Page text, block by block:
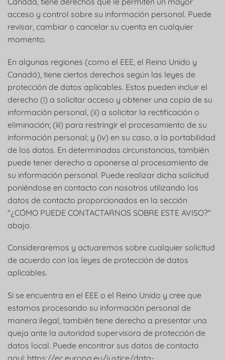
acceso y control sobre su información personal. Puede
revisar, cambiar o cancelar su cuenta en cualquier
momento.
En algunas regiones (como el EEE, el Reino Unido y
Canadá), tiene ciertos derechos según las leyes de
protección de datos aplicables. Estos pueden incluir el
derecho (i) a solicitar acceso y obtener una copia de su
información personal, (ii) a solicitar la rectificación o
eliminación; (iii) para restringir el procesamiento de su
información personal; y (iv) en su caso, a la portabilidad
de los datos. En determinadas circunstancias, también
puede tener derecho a oponerse al procesamiento de
su información personal. Puede realizar dicha solicitud
poniéndose en contacto con nosotros utilizando los
datos de contacto proporcionados en la sección
"¿CÓMO PUEDE CONTACTARNOS SOBRE ESTE AVISO?"
abajo.
Consideraremos y actuaremos sobre cualquier solicitud
de acuerdo con las leyes de protección de datos
aplicables.
Si se encuentra en el EEE o el Reino Unido y cree que
estamos procesando su información personal de
manera ilegal, también tiene derecho a presentar una
queja ante la autoridad supervisora de protección de
datos local. Puede encontrar sus datos de contacto
aquí: https://ec.europa.eu/justice/data-